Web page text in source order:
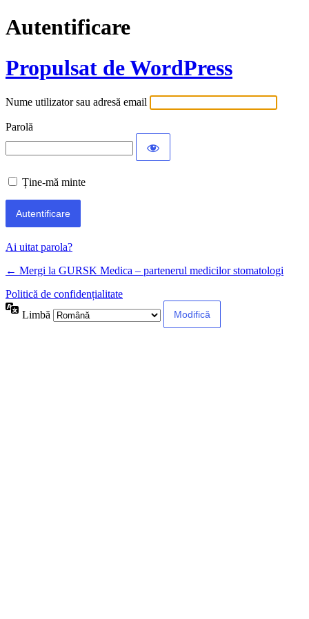
Autentificare
Propulsat de WordPress
Nume utilizator sau adresă email
Parolă
Ține-mă minte
Ai uitat parola?
← Mergi la GURSK Medica – partenerul medicilor stomatologi
Politică de confidențialitate
Limbă